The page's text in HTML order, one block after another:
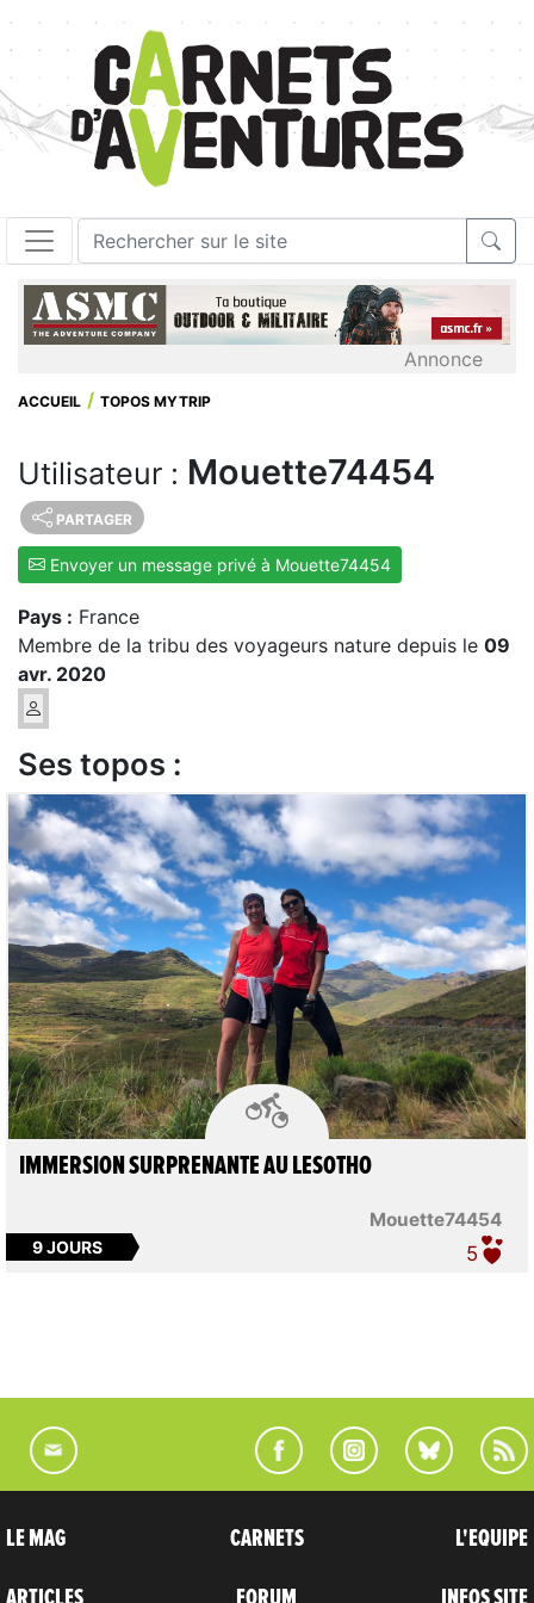
Annonce
ACCUEIL TOPOS MYTRIP
Utilisateur : Mouette74454
PARTAGER
Envoyer un message privé à Mouette74454
Pays : France
Membre de la tribu des voyageurs nature depuis le 09
avr. 2020
Ses topos :

Mouette74454
IMMERSION SURPRENANTE AU LESOTHO
9 JOURS 5
LE MAG
ARTICLES
CARNETS
FORUM
L'EQUIPE
INFOS SITE